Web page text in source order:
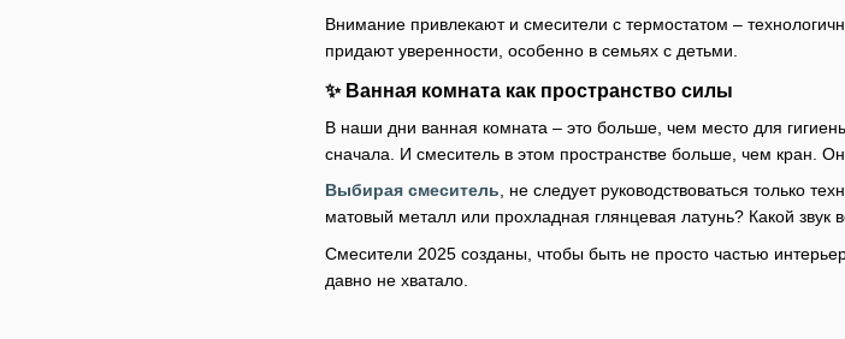
Внимание привлекают и смесители с термостатом –
придают уверенности, особенно в семьях с детьми.
✨ Ванная комната как пространство силы
В наши дни ванная комната – это больше, чем место для
сначала. И смеситель в этом пространстве больше, чем кран.
Выбирая смеситель, не следует руководствоваться только
матовый металл или прохладная глянцевая латунь? Какой
Смесители 2025 созданы, чтобы быть не просто частью
давно не хватало.